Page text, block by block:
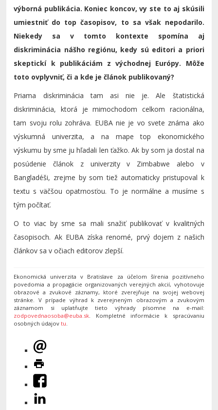
výborná publikácia. Koniec koncov, vy ste to aj skúsili
umiestniť do top časopisov, to sa však nepodarilo.
Niekedy sa v tomto kontexte spomína aj
diskriminácia nášho regiónu, kedy sú editori a priori
skeptickí k publikáciám z východnej Európy. Môže
toto ovplyvniť, či a kde je článok publikovaný?
Priama diskriminácia tam asi nie je. Ale štatistická
diskriminácia, ktorá je mimochodom celkom racionálna,
tam svoju rolu zohráva. EUBA nie je vo svete známa ako
výskumná univerzita, a na mape top ekonomického
výskumu by sme ju hľadali len ťažko. Ak by som ja dostal na
posúdenie článok z univerzity v Zimbabwe alebo v
Bangladéši, zrejme by som tiež automaticky pristupoval k
textu s väčšou opatrnosťou. To je normálne a musíme s
tým počítať.
O to viac by sme sa mali snažiť publikovať v kvalitných
časopisoch. Ak EUBA získa renomé, prvý dojem z našich
článkov sa v očiach editorov zlepší.
Ekonomická univerzita v Bratislave za účelom šírenia pozitívneho
povedomia a propagácie organizovaných verejných akcií, vyhotovuje
obrazové a zvukové záznamy, ktoré zverejňuje na svojej webovej
stránke. V prípade výhrad k zverejneným obrazovým a zvukovým
záznamom si uplatňujte tieto výhrady písomne na e-mail:
zodpovednaosoba@euba.sk. Kompletné informácie k spracúvaniu
osobných údajovtu.